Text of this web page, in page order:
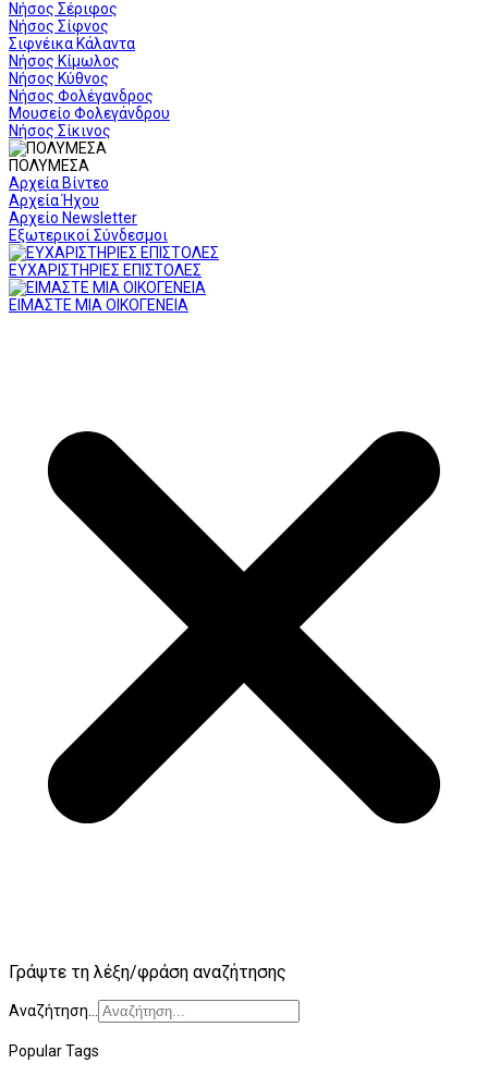
Νήσος Σέριφος
Νήσος Σίφνος
Σιφνέικα Κάλαντα
Νήσος Κίμωλος
Νήσος Κύθνος
Νήσος Φολέγανδρος
Μουσείο Φολεγάνδρου
Νήσος Σίκινος
ΠΟΛΥΜΕΣΑ
Αρχεία Βίντεο
Αρχεία Ήχου
Αρχείο Newsletter
Εξωτερικοί Σύνδεσμοι
ΕΥΧΑΡΙΣΤΗΡΙΕΣ ΕΠΙΣΤΟΛΕΣ
ΕΙΜΑΣΤΕ ΜΙΑ ΟΙΚΟΓΕΝΕΙΑ
Γράψτε τη λέξη/φράση αναζήτησης
Αναζήτηση...
Popular Tags